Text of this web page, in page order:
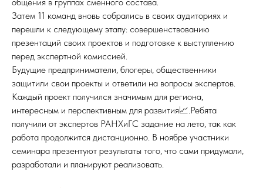
общения в группах сменного состава.
Затем 11 команд вновь собрались в своих аудиториях и
перешли к следующему этапу: совершенствованию
презентаций своих проектов и подготовке к выступлению
перед экспертной комиссией.
Будущие предприниматели, блогеры, общественники
защитили свои проекты и ответили на вопросы экспертов.
Каждый проект получился значимым для региона,
интересным и перспективным для развития📈.Ребята
получили от экспертов РАНХиГС задание на лето, так как
работа продолжится дистанционно. В ноябре участники
семинара презентуют результаты того, что сами придумали,
разработали и планируют реализовать.